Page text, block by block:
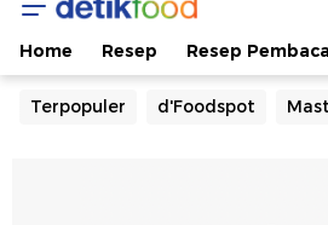
Home Resep Resep Pembaca
Terpopuler d'Foodspot